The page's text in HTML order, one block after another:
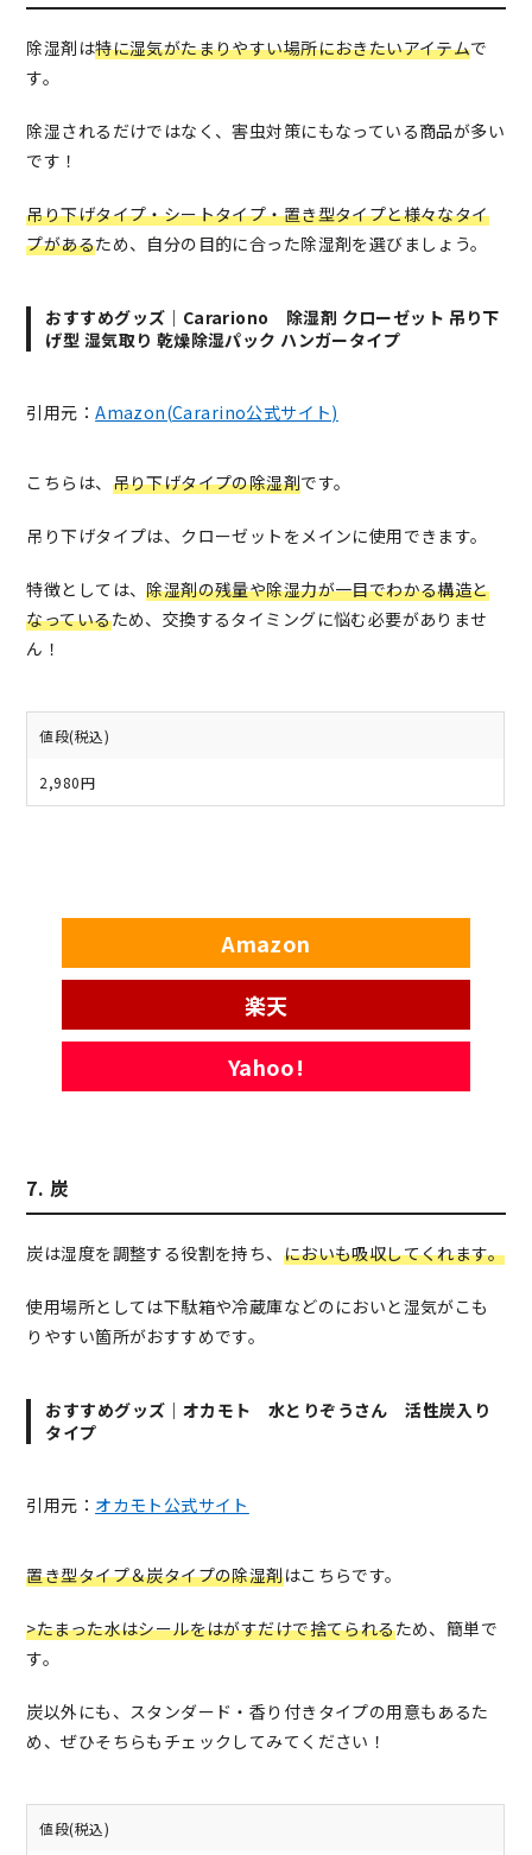
除湿剤は特に湿気がたまりやすい場所におきたいアイテムで
す。
除湿されるだけではなく、害虫対策にもなっている商品が多い
です！
吊り下げタイプ・シートタイプ・置き型タイプと様々なタイ
プがあるため、自分の目的に合った除湿剤を選びましょう。
おすすめグッズ｜Carariono 除湿剤 クローゼット 吊り下
げ型 湿気取り 乾燥除湿パック ハンガータイプ
引用元：Amazon(Cararino公式サイト)
こちらは、 吊り下げタイプの除湿剤です。
吊り下げタイプは、クローゼットをメインに使用できます。
特徴としては、除湿剤の残量や除湿力が一目でわかる構造と
なっているため、交換するタイミングに悩む必要がありませ
ん！
値段(税込)
2,980円
Amazon
楽天
Yahoo!
7. 炭
炭は湿度を調整する役割を持ち、 においも吸収してくれます。
使用場所としては下駄箱や冷蔵庫などのにおいと湿気がこも
りやすい箇所がおすすめです。
おすすめグッズ｜オカモト 水とりぞうさん 活性炭入り
タイプ
引用元： オカモト公式サイト
置き型タイプ＆炭タイプの除湿剤はこちらです。
>たまった水はシールをはがすだけで捨てられるため、簡単で
す。
炭以外にも、スタンダード・香り付きタイプの用意もあるた
め、ぜひそちらもチェックしてみてください！
値段(税込)